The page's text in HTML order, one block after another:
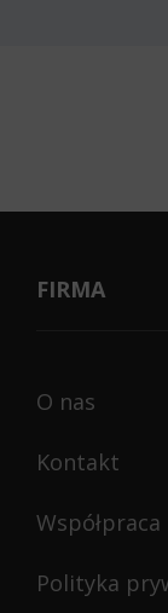
FIRMA
O nas
Kontakt
Współpraca
Polityka